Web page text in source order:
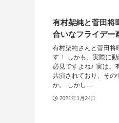
有村架純と菅田将
合いなフライデー
有村架純さんと菅田将
す！ しかも、実際に
必見ですよね♪ 実は、
共演されており、その
か。 しかし...
2021年1月24日